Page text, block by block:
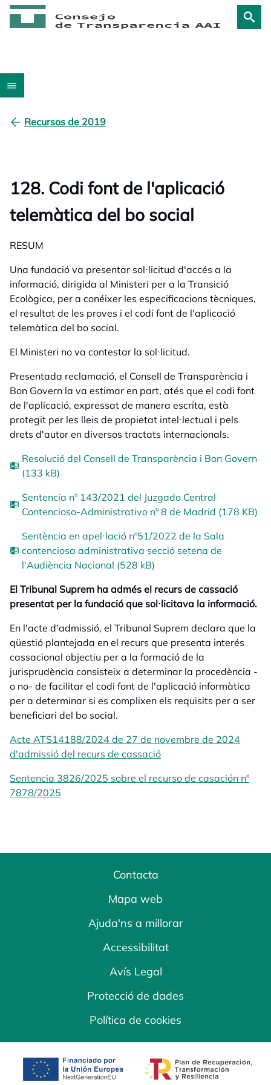
Recursos de 2019
128. Codi font de l'aplicació
telemàtica del bo social
RESUM
Una fundació va presentar sol·licitud d'accés a la
informació, dirigida al Ministeri per a la Transició
Ecològica, per a conéixer les especificacions tècniques,
el resultat de les proves i el codi font de l'aplicació
telemàtica del bo social.
El Ministeri no va contestar la sol·licitud.
Presentada reclamació, el Consell de Transparència i
Bon Govern la va estimar en part, atés que el codi font
de l'aplicació, expressat de manera escrita, està
protegit per les lleis de propietat intel·lectual i pels
drets d'autor en diversos tractats internacionals.
Resolució del Consell de Transparència i Bon Govern
(133 kB)
Sentencia nº 143/2021 del Juzgado Central
Contencioso-Administrativo nº 8 de Madrid (178 KB)
Sentència en apel·lació nº51/2022 de la Sala
contenciosa administrativa secció setena de
l'Audiència Nacional (528 kB)
El Tribunal Suprem ha admés el recurs de cassació
presentat per la fundació que sol·licitava la informació.
En l'acte d'admissió, el Tribunal Suprem declara que la
qüestió plantejada en el recurs que presenta interés
cassacional objectiu per a la formació de la
jurisprudència consisteix a determinar la procedència -
o no- de facilitar el codi font de l'aplicació informàtica
per a determinar si es complixen els requisits per a ser
beneficiari del bo social.
Acte ATS14188/2024 de 27 de novembre de 2024
d'admissió del recurs de cassació
Sentencia 3826/2025 sobre el recurso de casación nº
7878/2025
Contacta
Mapa web
Ajuda'ns a millorar
Accessibilitat
Avís Legal
Protecció de dades
Política de cookies
opens in a new tab opens in a new